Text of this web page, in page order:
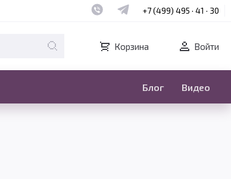
Наш whatsapp
Наш telegram
+7 (499) 495 · 41 · 30
Корзина Войти
Блог Видео